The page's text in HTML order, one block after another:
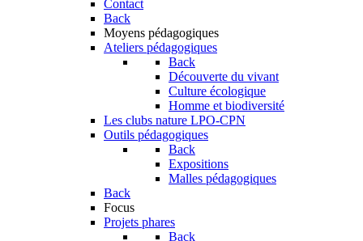
Contact
Back
Moyens pédagogiques
Ateliers pédagogiques
Back
Découverte du vivant
Culture écologique
Homme et biodiversité
Les clubs nature LPO-CPN
Outils pédagogiques
Back
Expositions
Malles pédagogiques
Back
Focus
Projets phares
Back